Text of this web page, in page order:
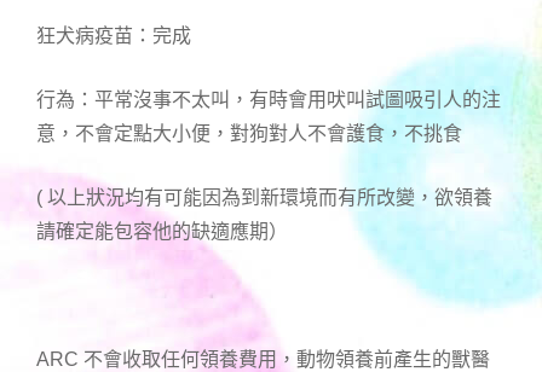
狂犬病疫苗：完成
行為：平常沒事不太叫，有時會用吠叫試圖吸引人的注
意，不會定點大小便，對狗對人不會護食，不挑食
( 以上狀況均有可能因為到新環境而有所改變，欲領養
請確定能包容他的缺適應期）
ARC 不會收取任何領養費用，動物領養前產生的獸醫